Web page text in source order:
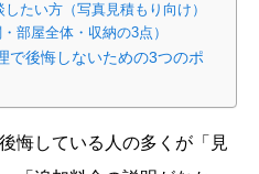
たい方（写真見積もり向け）
部屋全体・収納の3点）
で後悔しないための3つのポ
悔している人の多くが「見